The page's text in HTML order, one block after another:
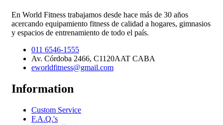
En World Fitness trabajamos desde hace más de 30 años
acercando equipamiento fitness de calidad a hogares, gimnasios
y espacios de entrenamiento de todo el país.
011 6546-1555
Av. Córdoba 2466, C1120AAT CABA
eworldfitness@gmail.com
Information
Custom Service
F.A.Q.'s